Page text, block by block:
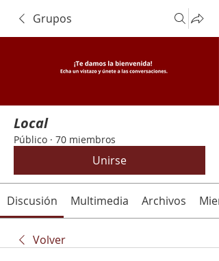
Grupos
Local
Público · 70 miembros
Unirse
Discusión Multimedia Archivos
Volver